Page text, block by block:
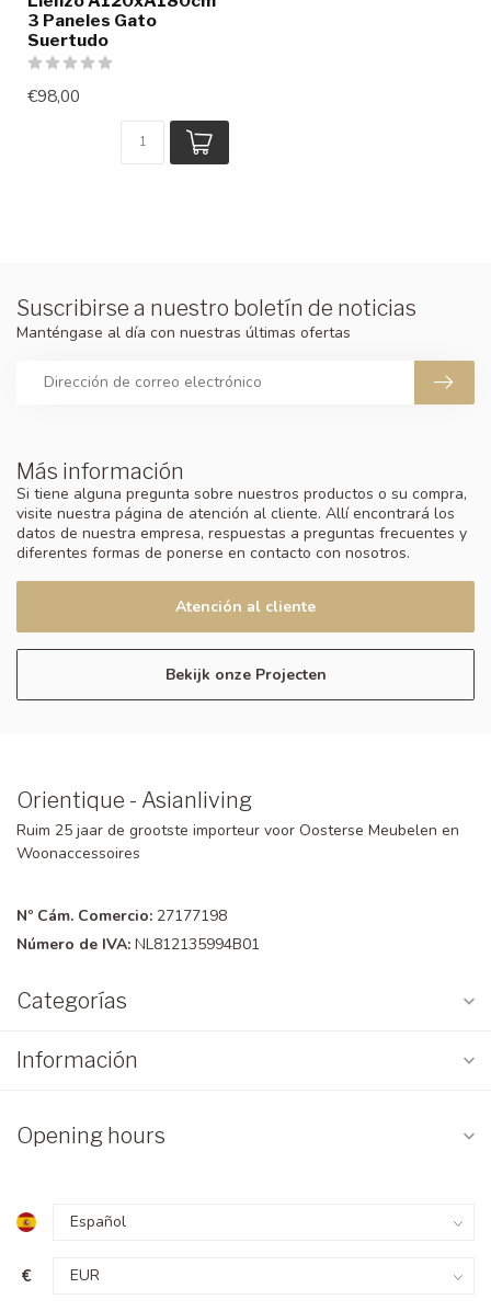
3 Paneles Gato
Suertudo
€98,00
Más información
Si tiene alguna pregunta sobre nuestros productos o su compra,
visite nuestra página de atención al cliente. Allí encontrará los
datos de nuestra empresa, respuestas a preguntas frecuentes y
diferentes formas de ponerse en contacto con nosotros.
Atención al cliente
Bekijk onze Projecten
Suscribirse a nuestro boletín de noticias
Manténgase al día con nuestras últimas ofertas
Orientique - Asianliving
Ruim 25 jaar de grootste importeur voor Oosterse Meubelen en
Woonaccessoires
Nº Cám. Comercio: 27177198
Número de IVA: NL812135994B01
Categorías
Información
Opening hours
€